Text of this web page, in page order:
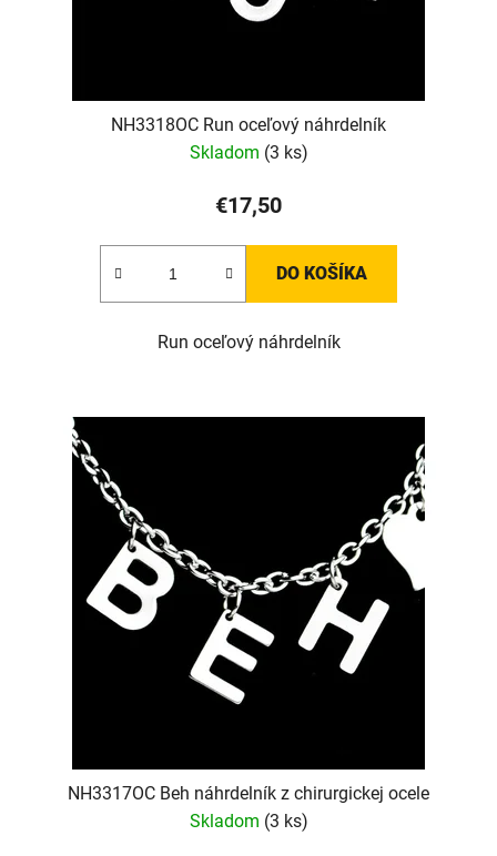
NH3318OC Run oceľový náhrdelník
Skladom (3 ks)
€17,50
DO KOŠÍKA
Run oceľový náhrdelník
NH3317OC Beh náhrdelník z chirurgickej ocele
Skladom (3 ks)